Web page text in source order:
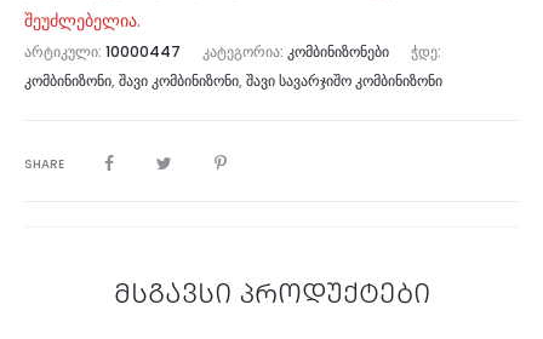
შეუძლებელია.
ᲐᲠᲢᲘᲙᲣᲚᲘ: 10000447 ᲙᲐᲢᲔᲒᲝᲠᲘᲐ: ᲙᲝᲛᲑᲘᲜᲘᲖᲝᲜᲔᲑᲘ
ᲭᲓᲔ:
ᲙᲝᲛᲑᲘᲜᲘᲖᲝᲜᲘ, ᲨᲐᲕᲘ ᲙᲝᲛᲑᲘᲜᲘᲖᲝᲜᲘ, ᲨᲐᲕᲘ ᲡᲐᲕᲐᲠᲯᲘᲨᲝ ᲙᲝᲛᲑᲘᲜᲘᲖᲝᲜᲘ
SHARE
მსგავსი პროდუქტები